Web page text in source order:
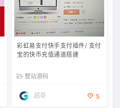
彩虹易支付快手支付插件/ 支付
宝的快币充值通道搭建
整站源码
超哥 5